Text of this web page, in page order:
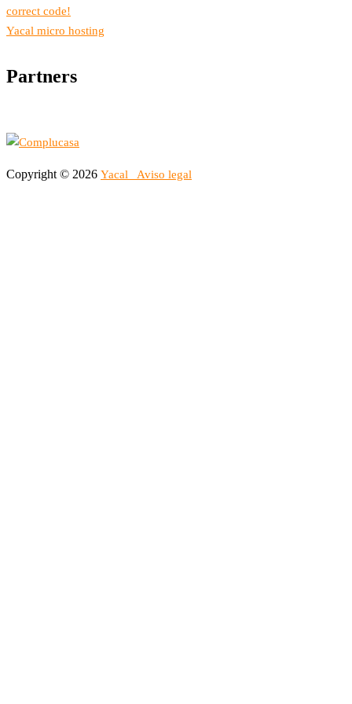
correct code!
Yacal micro hosting
Partners
Copyright © 2026 Yacal Aviso legal